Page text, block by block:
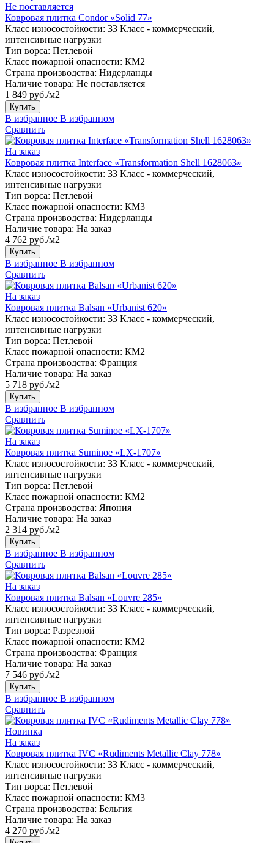
Не поставляется
Ковровая плитка Condor «Solid 77»
Класс износостойкости: 33 Класс - коммерческий,
интенсивные нагрузки
Тип ворса: Петлевой
Класс пожарной опасности: КМ2
Страна производства: Нидерланды
Наличие товара: Не поставляется
1 849 руб./м2
Купить
В избранное В избранном
Сравнить
На заказ
Ковровая плитка Interface «Transformation Shell 1628063»
Класс износостойкости: 33 Класс - коммерческий,
интенсивные нагрузки
Тип ворса: Петлевой
Класс пожарной опасности: КМ3
Страна производства: Нидерланды
Наличие товара: На заказ
4 762 руб./м2
Купить
В избранное В избранном
Сравнить
На заказ
Ковровая плитка Balsan «Urbanist 620»
Класс износостойкости: 33 Класс - коммерческий,
интенсивные нагрузки
Тип ворса: Петлевой
Класс пожарной опасности: КМ2
Страна производства: Франция
Наличие товара: На заказ
5 718 руб./м2
Купить
В избранное В избранном
Сравнить
На заказ
Ковровая плитка Suminoe «LX-1707»
Класс износостойкости: 33 Класс - коммерческий,
интенсивные нагрузки
Тип ворса: Петлевой
Класс пожарной опасности: КМ2
Страна производства: Япония
Наличие товара: На заказ
2 314 руб./м2
Купить
В избранное В избранном
Сравнить
На заказ
Ковровая плитка Balsan «Louvre 285»
Класс износостойкости: 33 Класс - коммерческий,
интенсивные нагрузки
Тип ворса: Разрезной
Класс пожарной опасности: КМ2
Страна производства: Франция
Наличие товара: На заказ
7 546 руб./м2
Купить
В избранное В избранном
Сравнить
Новинка
На заказ
Ковровая плитка IVC «Rudiments Metallic Clay 778»
Класс износостойкости: 33 Класс - коммерческий,
интенсивные нагрузки
Тип ворса: Петлевой
Класс пожарной опасности: КМ3
Страна производства: Бельгия
Наличие товара: На заказ
4 270 руб./м2